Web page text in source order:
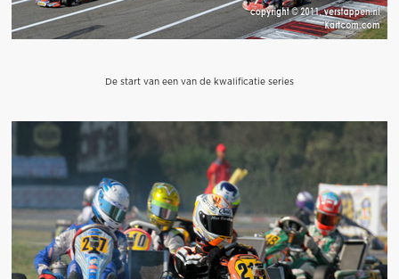
De start van een van de kwalificatie series